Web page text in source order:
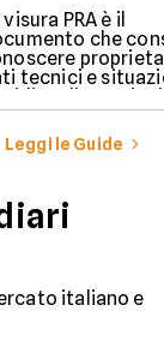
visura PRA è il
che
tecnici e
di un
al Pubblico
Leggi le Guide
italiano e